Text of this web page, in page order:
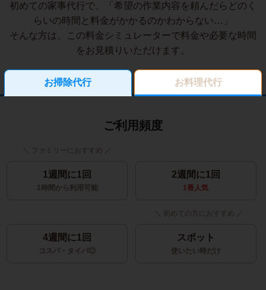
初めての家事代行で、「希望の作業内容を頼んだらどのく
らいの時間と料金がかかるのかわからない…」
そんな方は、この料金シミュレーターで料金や必要な時間
をお見積りいただけます。
お掃除代行 お料理代行
ご利用頻度
1週間に1回
1時間から利用可能
2週間に1回
1番人気
4週間に1回
コスパ・タイパ◎
スポット
使いたい時だけ